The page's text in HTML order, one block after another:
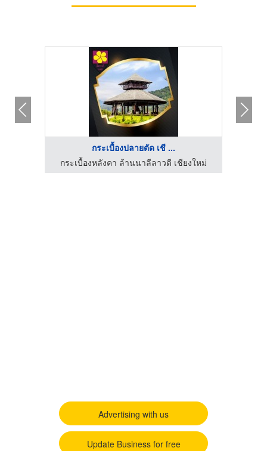
กระเบื้องปลายตัด เชี ...
กระเบื้องหลังคา ล้านนาลีลาวดี เชียงใหม่
Advertising with us
Update Business for free